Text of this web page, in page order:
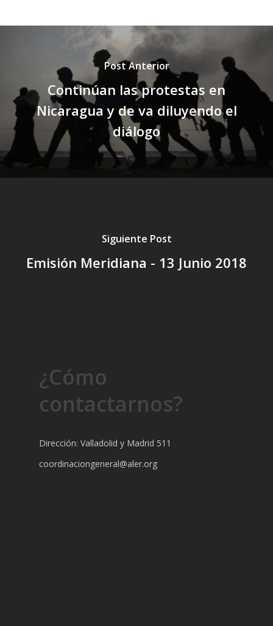
Post Anterior
Continúan las protestas en
Nicaragua y de va diluyendo el
diálogo
Siguiente Post
Emisión Meridiana - 13 Junio 2018
¿Cómo
contactarnos?
Dirección: Valladolid y Madrid 511
coordinaciongeneral@aler.org